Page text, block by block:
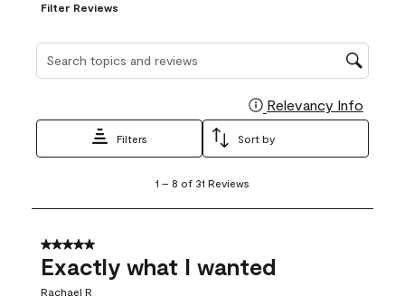
Filter Reviews
Relevancy Info
Filters Sort by
8
31
Reviews
1 – 8 of 31 Reviews
5 out of 5 stars.
Exactly what I wanted
Rachael R